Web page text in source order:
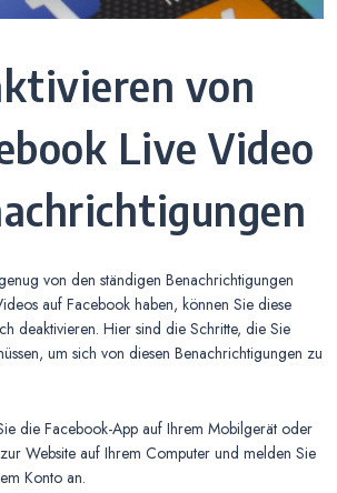
von
Live Video
von den ständigen Benachrichtigungen
auf Facebook haben, können Sie diese
deaktivieren. Hier sind die Schritte, die Sie
um sich von diesen Benachrichtigungen zu
die Facebook-App auf Ihrem Mobilgerät oder
Website auf Ihrem Computer und melden Sie
Konto an.